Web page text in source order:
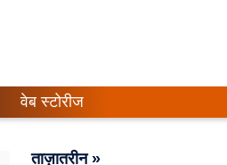
वेब स्टोरीज
ताज़ातरीन »